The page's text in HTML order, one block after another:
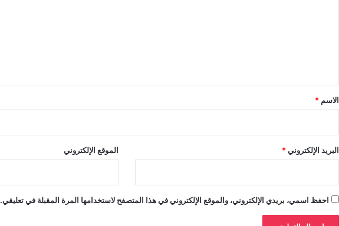
*
الاسم *
البريد الإلكتروني* الموقع الإلكتروني
احفظ اسمي، بريدي الإلكتروني، والموقع الإلكتروني في هذا المتصفح لاستخدامها المرة المقبلة في تعليقي.